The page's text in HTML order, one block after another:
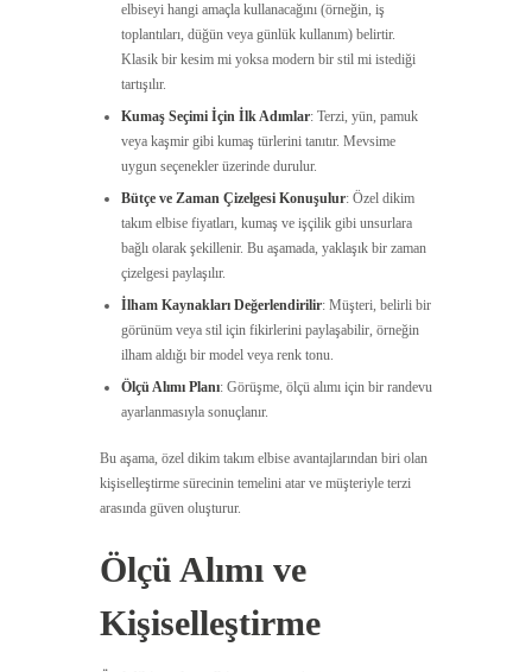
elbiseyi hangi amaçla kullanacağını (örneğin, iş
toplantıları, düğün veya günlük kullanım) belirtir.
Klasik bir kesim mi yoksa modern bir stil mi istediği
tartışılır.
Kumaş Seçimi İçin İlk Adımlar: Terzi, yün, pamuk
veya kaşmir gibi kumaş türlerini tanıtır. Mevsime
uygun seçenekler üzerinde durulur.
Bütçe ve Zaman Çizelgesi Konuşulur: Özel dikim
takım elbise fiyatları, kumaş ve işçilik gibi unsurlara
bağlı olarak şekillenir. Bu aşamada, yaklaşık bir zaman
çizelgesi paylaşılır.
İlham Kaynakları Değerlendirilir: Müşteri, belirli bir
görünüm veya stil için fikirlerini paylaşabilir, örneğin
ilham aldığı bir model veya renk tonu.
Ölçü Alımı Planı: Görüşme, ölçü alımı için bir randevu
ayarlanmasıyla sonuçlanır.
Bu aşama, özel dikim takım elbise avantajlarından biri olan
kişiselleştirme sürecinin temelini atar ve müşteriyle terzi
arasında güven oluşturur.
Ölçü Alımı ve
Kişiselleştirme